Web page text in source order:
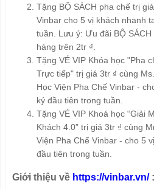
Tặng BỘ SÁCH pha chế trị
Vinbar cho 5 vị khách nhanh
tuần. Lưu ý: Ưu đãi BỘ
hàng trên 2tr ₫.
Tặng VÉ VIP Khóa học "Pha
Trực tiếp" trị giá 3tr ₫ cùng
Học Viện Pha Chế Vinbar -
ký đầu tiên trong tuần.
Tặng VÉ VIP Khoá học “Giải
Khách 4.0” trị giá 3tr ₫ cùng
Viện Pha Chế Vinbar - cho 5
đầu tiên trong tuần.
Giới thiệu về https://vinbar.vn/: